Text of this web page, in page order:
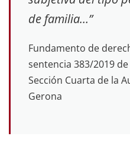
de familia…”
Fundamento de
sentencia 383/2019
Sección Cuarta de la
Gerona